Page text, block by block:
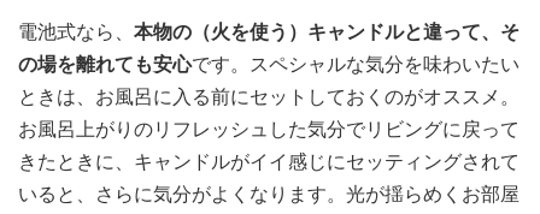
電池式なら、 本物の（火を使う）キャンドルと違って、そ
の場を離れても安心です。スペシャルな気分を味わいたい
ときは、お風呂に入る前にセットしておくのがオススメ。
お風呂上がりのリフレッシュした気分でリビングに戻って
きたときに、キャンドルがイイ感じにセッティングされて
いると、さらに気分がよくなります。光が揺らめくお部屋